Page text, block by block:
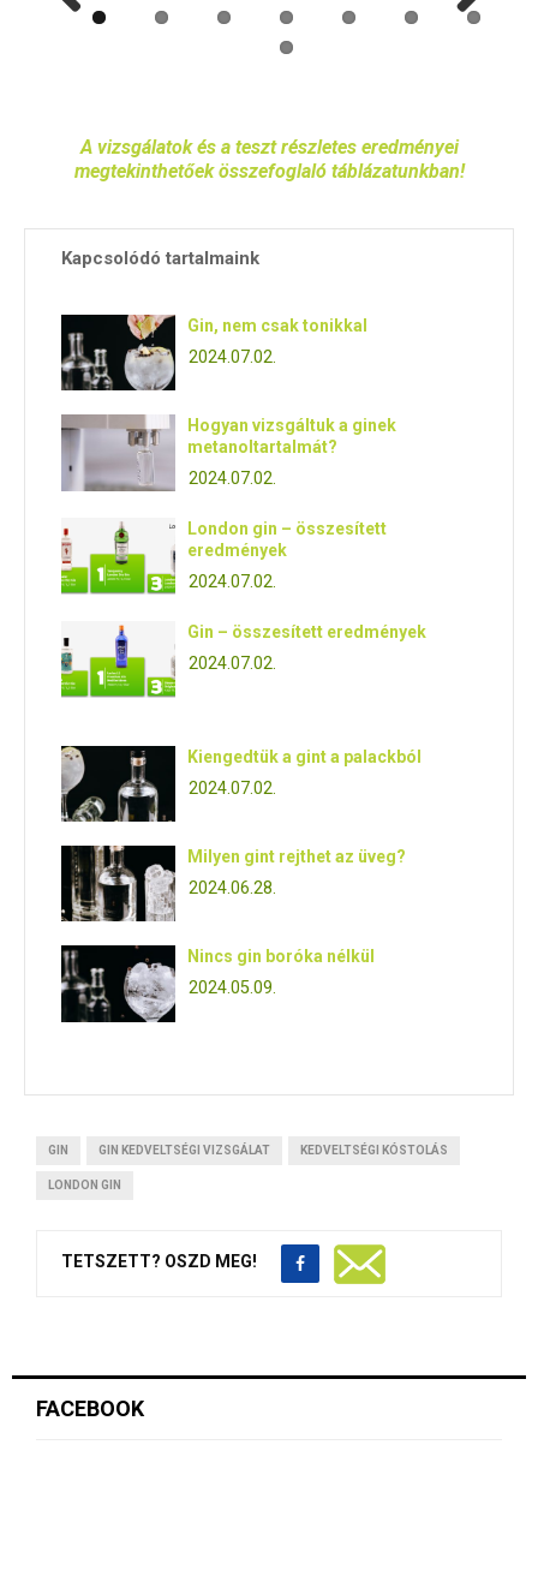
A vizsgálatok és a teszt részletes eredményei
megtekinthetőek összefoglaló táblázatunkban!
Kapcsolódó tartalmaink
Gin, nem csak tonikkal
2024.07.02.
Hogyan vizsgáltuk a ginek
metanoltartalmát?
2024.07.02.
London gin – összesített
eredmények
2024.07.02.
Gin – összesített eredmények
2024.07.02.
Kiengedtük a gint a palackból
2024.07.02.
Milyen gint rejthet az üveg?
2024.06.28.
Nincs gin boróka nélkül
2024.05.09.
GIN KEDVELTSÉGI VIZSGÁLAT KEDVELTSÉGI KÓSTOLÁS
TETSZETT? OSZD MEG!
FACEBOOK